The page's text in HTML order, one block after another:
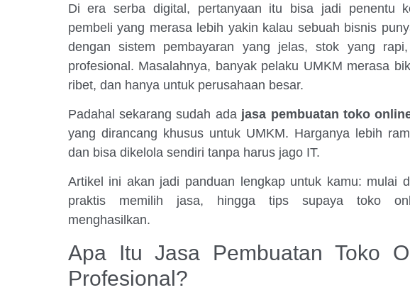
Di era serba digital, pertanyaan itu bisa jadi penentu
pembeli yang merasa lebih yakin kalau sebuah bisnis
dengan sistem pembayaran yang jelas, stok yang
profesional. Masalahnya, banyak pelaku UMKM merasa
ribet, dan hanya untuk perusahaan besar.
Padahal sekarang sudah ada jasa pembuatan toko
yang dirancang khusus untuk UMKM. Harganya lebih
dan bisa dikelola sendiri tanpa harus jago IT.
Artikel ini akan jadi panduan lengkap untuk kamu: mulai
praktis memilih jasa, hingga tips supaya toko
menghasilkan.
Apa Itu Jasa Pembuatan Toko
Profesional?